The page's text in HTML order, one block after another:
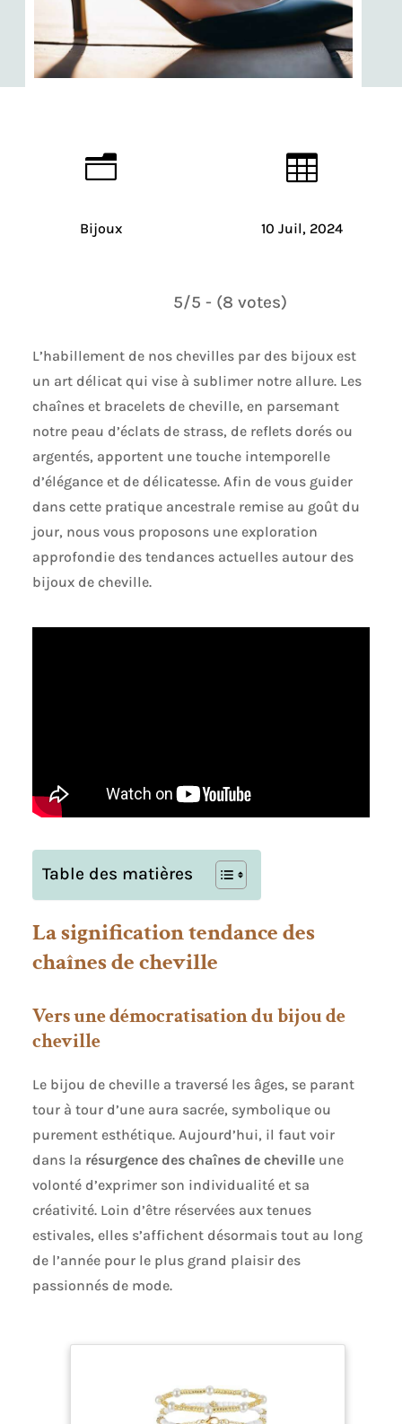
n
Bijoux

10 Juil, 2024
5/5 - (8 votes)
L’habillement de nos chevilles par des bijoux est
un art délicat qui vise à sublimer notre allure. Les
chaînes et bracelets de cheville, en parsemant
notre peau d’éclats de strass, de reflets dorés ou
argentés, apportent une touche intemporelle
d’élégance et de délicatesse. Afin de vous guider
dans cette pratique ancestrale remise au goût du
jour, nous vous proposons une exploration
approfondie des tendances actuelles autour des
bijoux de cheville.
Table des matières
La signification tendance des
chaînes de cheville
Vers une démocratisation du bijou de
cheville
Le bijou de cheville a traversé les âges, se parant
tour à tour d’une aura sacrée, symbolique ou
purement esthétique. Aujourd’hui, il faut voir
dans la résurgence des chaînes de chevilleune
volonté d’exprimer son individualité et sa
créativité. Loin d’être réservées aux tenues
estivales, elles s’affichent désormais tout au long
de l’année pour le plus grand plaisir des
passionnés de mode.